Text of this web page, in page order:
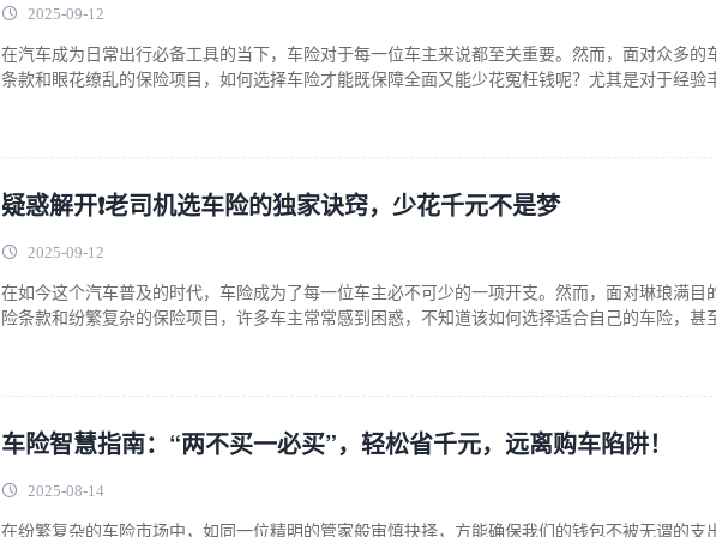
2025-09-12
在汽车成为日常出行必备工具的当下，车险对于每一位车主来说都至关重要。然而，面对众多的
条款和眼花缭乱的保险项目，如何选择车险才能既保障全面又能少花冤枉钱呢？尤其是对于经验
疑惑解开❗老司机选车险的独家诀窍，少花千元不是梦
2025-09-12
在如今这个汽车普及的时代，车险成为了每一位车主必不可少的一项开支。然而，面对琳琅满目
险条款和纷繁复杂的保险项目，许多车主常常感到困惑，不知道该如何选择适合自己的车险，甚
车险智慧指南：“两不买一必买”，轻松省千元，远离购车陷阱！
2025-08-14
在纷繁复杂的车险市场中，如同一位精明的管家般审慎抉择，方能确保我们的钱包不被无谓的支